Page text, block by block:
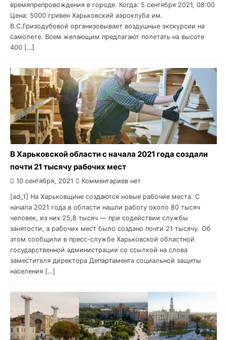
времяпрепровождения в городе. Когда: 5 сентября 2021, 08:00
Цена: 5000 гривен Харьковский аэроклуба им.
В.С.Гризодубовой организовывает воздушные экскурсии на
самолете. Всем желающим предлагают полетать на высоте
400 […]
В Харьковской области с начала 2021 года создали
почти 21 тысячу рабочих мест
10 сентября, 2021 Комментариев нет
[ad_1] На Харьковщине создаются новые рабочие места. С
начала 2021 года в области нашли работу около 80 тысяч
человек, из них 25,8 тысяч — при содействии службы
занятости, а рабочих мест было создано почти 21 тысячу. Об
этом сообщили в пресс-службе Харьковской областной
государственной администрации со ссылкой на слова
заместителя директора Департамента социальной защиты
населения […]